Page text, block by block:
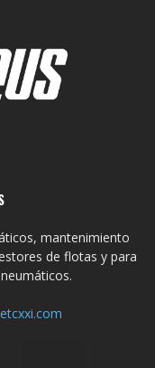
mantenimiento
de flotas y para